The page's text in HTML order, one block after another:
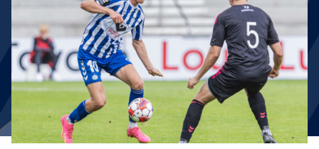
HERREHOLDET
KAMPDAG PÅ
BLUE WATER
ARENA